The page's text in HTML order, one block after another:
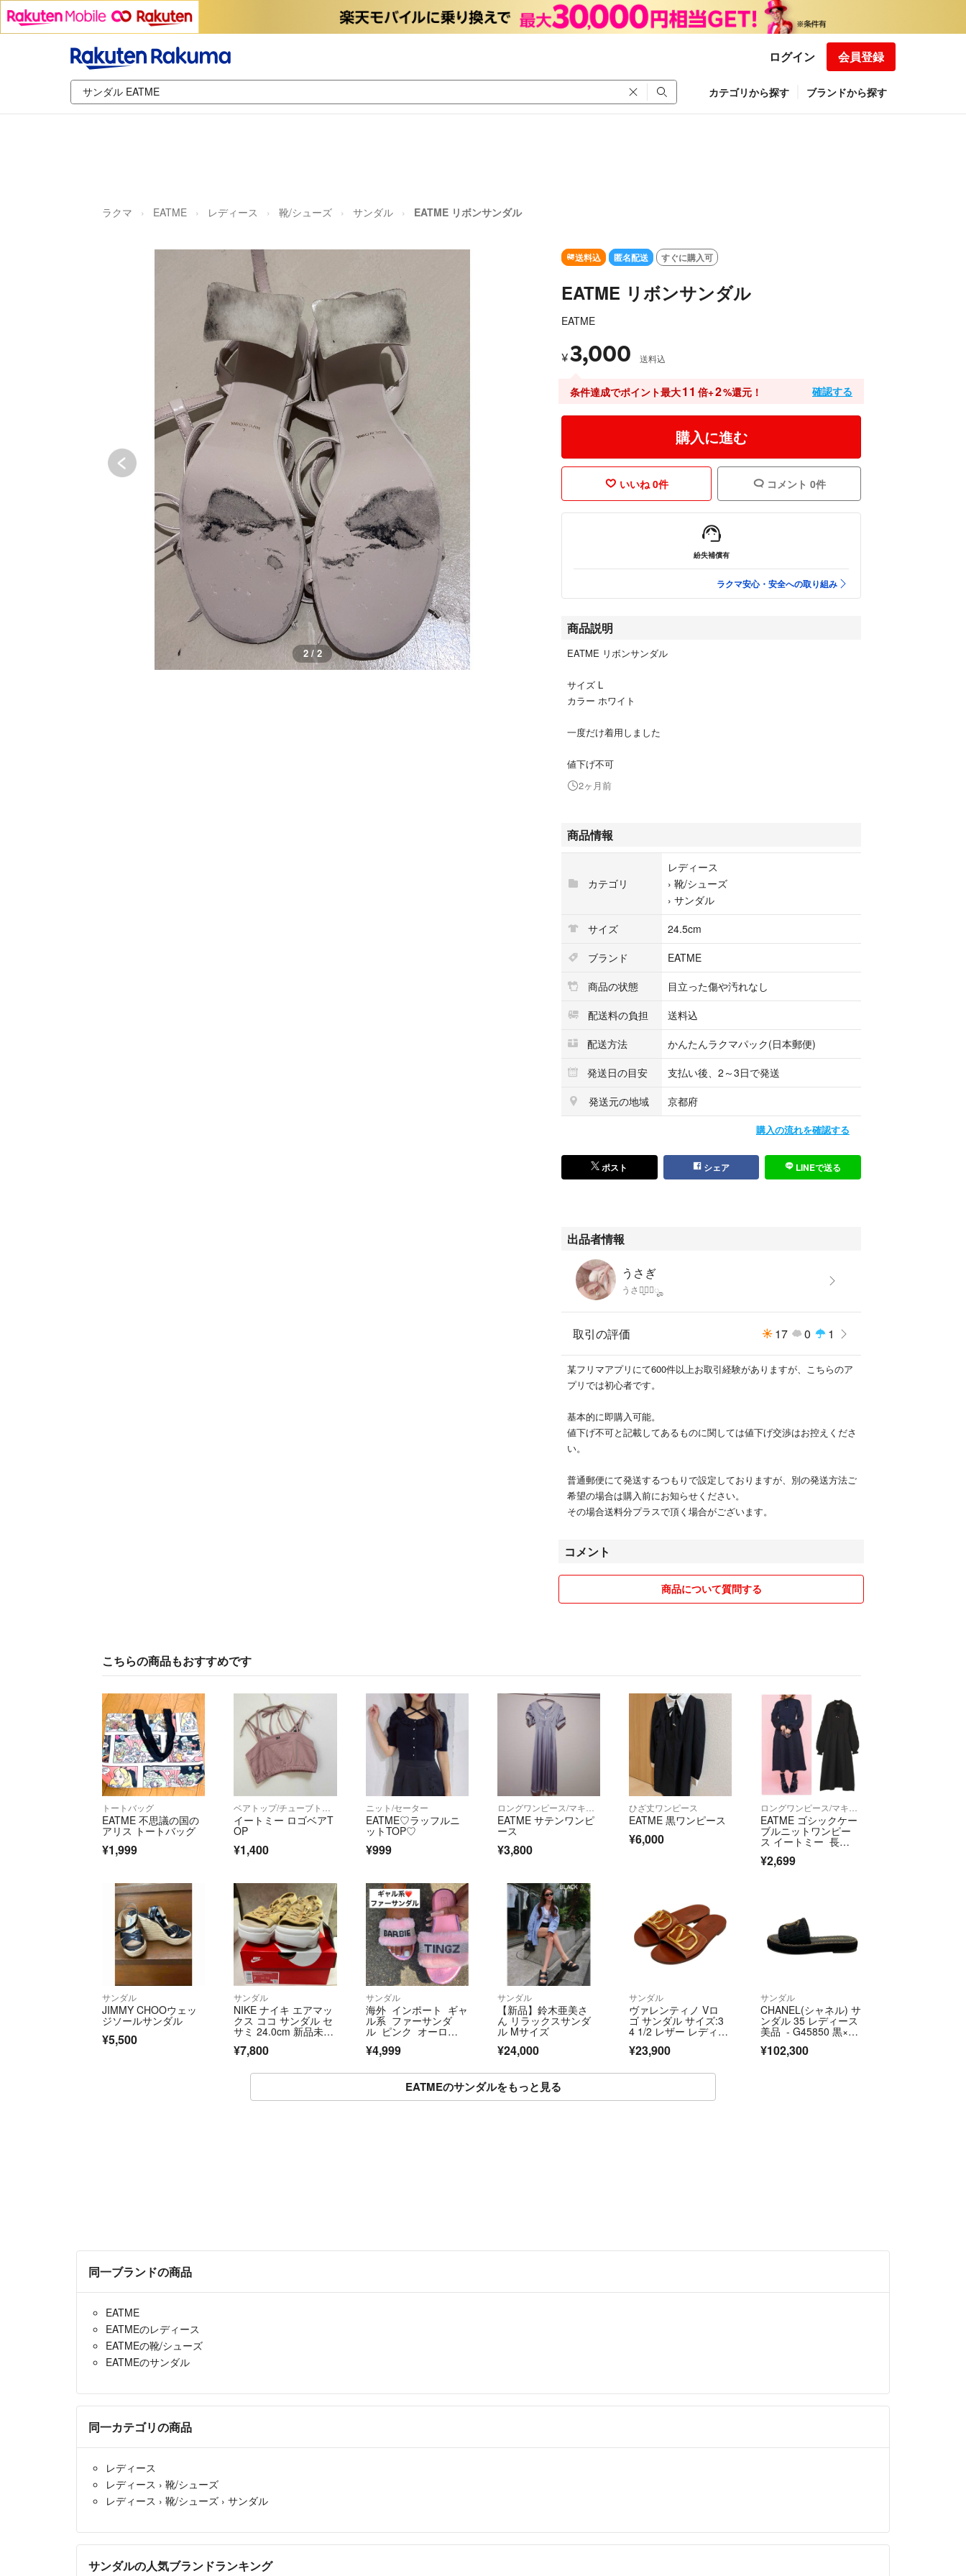
ログイン 会員登録
カテゴリから探す ブランドから探す
ラクマ EATME レディース 靴/シューズ サンダル EATME リボンサンダル
2 / 2
送料込 匿名配送 すぐに購入可
EATME リボンサンダル
EATME
¥3,000 送料込
条件達成でポイント最大11 倍+2%還元！ 確認する
購入に進む
いいね 0件 コメント 0件
紛失補償有
ラクマ安心・安全への取り組み
商品説明
EATME リボンサンダル
サイズ L
カラー ホワイト
一度だけ着用しました
値下げ不可
2ヶ月前
商品情報
カテゴリ
レディース
› 靴/シューズ
› サンダル
サイズ
24.5cm
ブランド
EATME
商品の状態
目立った傷や汚れなし
配送料の負担
送料込
配送方法
かんたんラクマパック(日本郵便)
発送日の目安
支払い後、2～3日で発送
発送元の地域
京都府
購入の流れを確認する
ポスト シェア LINEで送る
出品者情報
うさぎ
うさꪔ̤̮‪♡⃛ೄ
取引の評価 17 0 1
某フリマアプリにて600件以上お取引経験がありますが、こちらのア
プリでは初心者です。
基本的に即購入可能。
値下げ不可と記載してあるものに関しては値下げ交渉はお控えくださ
い。
普通郵便にて発送するつもりで設定しておりますが、別の発送方法ご
希望の場合は購入前にお知らせください。
その場合送料分プラスで頂く場合がございます。
コメント
商品について質問する
こちらの商品もおすすめです
トートバッグ
EATME 不思議の国の
アリス トートバッグ
¥1,999
イートミー ロゴベアT
OP
¥1,400
ニット/セーター
EATME♡ラッフルニ
ットTOP♡
¥999
EATME サテンワンピ
ース
¥3,800
ひざ丈ワンピース
EATME 黒ワンピース
¥6,000
EATME ゴシックケー
ブルニットワンピー
ス イートミー 長
袖 ブラック 黒
¥2,699
サンダル
JIMMY CHOOウェッ
ジソールサンダル
¥5,500
サンダル
NIKE ナイキ エアマッ
クス ココ サンダル セ
サミ 24.0cm 新品未使
¥7,800
サンダル
海外 インポート ギャ
ル系 ファーサンダ
ル ピンク オーロ
¥4,999
サンダル
【新品】鈴木亜美さ
ん リラックスサンダ
ル Mサイズ
¥24,000
サンダル
ヴァレンティノ Vロ
ゴ サンダル サイズ:3
4 1/2 レザー レディー
34736】
¥23,900
サンダル
CHANEL(シャネル) サ
ンダル 35 レディース
美品 - G45850 黒×ゴ
ェーン ウール、アル
¥102,300
EATMEのサンダルをもっと見る
同一ブランドの商品
EATME
EATMEのレディース
EATMEの靴/シューズ
EATMEのサンダル
同一カテゴリの商品
レディース
レディース › 靴/シューズ
レディース › 靴/シューズ › サンダル
サンダルの人気ブランドランキング